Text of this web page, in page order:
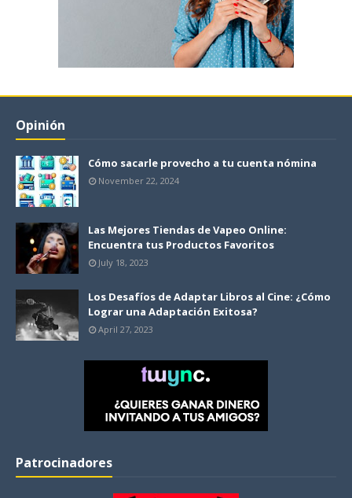
Opinión
Cómo sacarle provecho a tu cuenta nómina
November 22, 2024
Las Mejores Tiendas de Vapeo Online:
Encuentra tus Productos Favoritos
July 18, 2023
Los Desafíos de Adaptar Libros al Cine: ¿Cómo
Lograr una Adaptación Exitosa?
April 27, 2023
Patrocinadores